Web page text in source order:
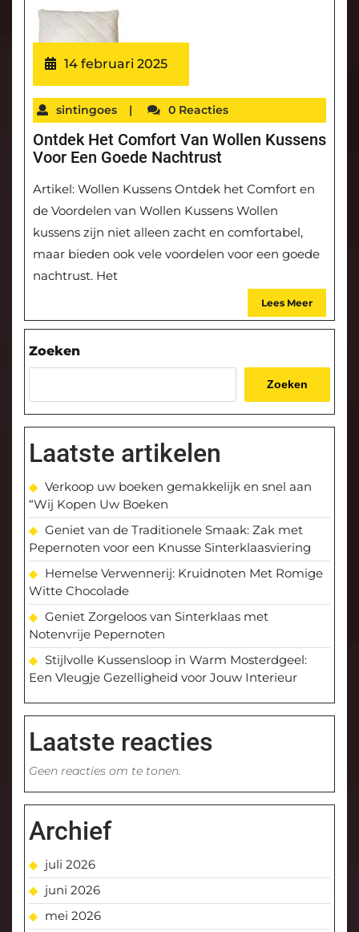
14 februari 2025
sintingoes | 0 Reacties
Ontdek Het Comfort Van Wollen Kussens
Voor Een Goede Nachtrust
Artikel: Wollen Kussens Ontdek het Comfort en
de Voordelen van Wollen Kussens Wollen
kussens zijn niet alleen zacht en comfortabel,
maar bieden ook vele voordelen voor een goede
nachtrust. Het
Lees Meer
Zoeken
Zoeken
Laatste artikelen
Verkoop uw boeken gemakkelijk en snel aan
“Wij Kopen Uw Boeken
Geniet van de Traditionele Smaak: Zak met
Pepernoten voor een Knusse Sinterklaasviering
Hemelse Verwennerij: Kruidnoten Met Romige
Witte Chocolade
Geniet Zorgeloos van Sinterklaas met
Notenvrije Pepernoten
Stijlvolle Kussensloop in Warm Mosterdgeel:
Een Vleugje Gezelligheid voor Jouw Interieur
Laatste reacties
Geen reacties om te tonen.
Archief
juli 2026
juni 2026
mei 2026